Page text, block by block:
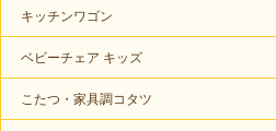
キッチンワゴン
ベビーチェア キッズ
こたつ・家具調コタツ